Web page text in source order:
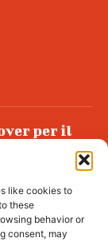
like cookies to
these
behavior or
consent, may
per il